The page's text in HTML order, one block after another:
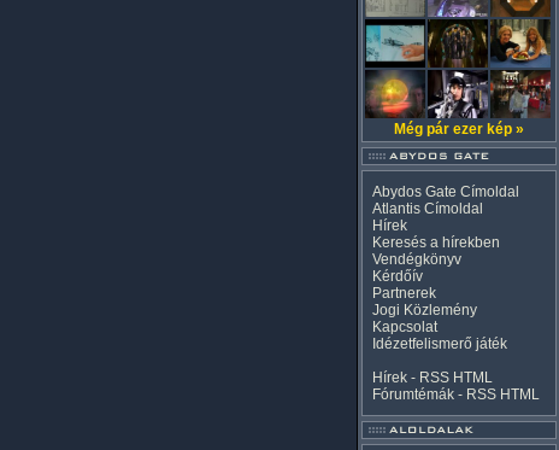
Még pár ezer kép »
Abydos Gate Címoldal
Atlantis Címoldal
Hírek
Keresés a hírekben
Vendégkönyv
Kérdőív
Partnerek
Jogi Közlemény
Kapcsolat
Idézetfelismerő játék
Hírek - RSS HTML
Fórumtémák - RSS HTML